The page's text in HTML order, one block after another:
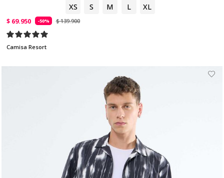
XS S M L XL
$ 69.950 -50% $ 139.900
Camisa Resort